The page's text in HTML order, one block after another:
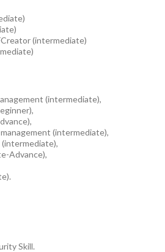
)
)
(intermediate)
)
(intermediate),
),
),
(intermediate),
(intermediate),
Advance),
).
Skill.